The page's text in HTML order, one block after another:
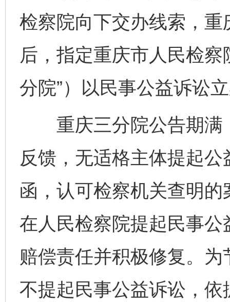
检察院向下交办线索，
后，指定重庆市人民检
分院”）以民事公益诉讼
重庆三分院公告期满
反馈，无适格主体提起
函，认可检察机关查明
在人民检察院提起民事
赔偿责任并积极修复。
不提起民事公益诉讼，